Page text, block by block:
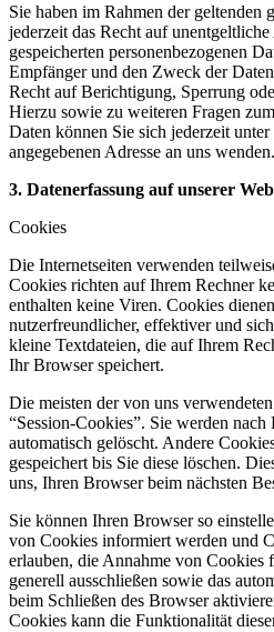
Sie haben im Rahmen der geltenden
jederzeit das Recht auf
gespeicherten personenbezogenen
Empfänger und den Zweck der
Recht auf Berichtigung, Sperrung
Hierzu sowie zu weiteren Fragen
Daten können Sie sich jederzeit
angegebenen Adresse an uns wenden.
3. Datenerfassung auf unserer
Cookies
Die Internetseiten verwenden
Cookies richten auf Ihrem Rechner
enthalten keine Viren. Cookies
nutzerfreundlicher, effektiver und
kleine Textdateien, die auf Ihrem
Ihr Browser speichert.
Die meisten der von uns
“Session-Cookies”. Sie werden nach
automatisch gelöscht. Andere
gespeichert bis Sie diese löschen.
uns, Ihren Browser beim nächsten
Sie können Ihren Browser so
von Cookies informiert werden und
erlauben, die Annahme von Cookies
generell ausschließen sowie das
beim Schließen des Browser
Cookies kann die Funktionalität